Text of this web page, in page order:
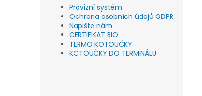
Provizní systém
Ochrana osobních údajů GDPR
Napište nám
CERTIFIKAT BIO
TERMO KOTOUČKY
KOTOUČKY DO TERMINÁLU